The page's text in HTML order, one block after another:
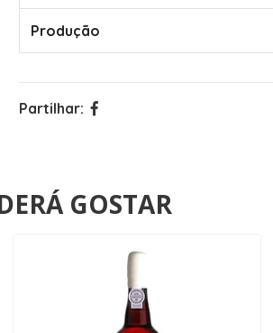
Produção
Partilhar:
GOSTAR